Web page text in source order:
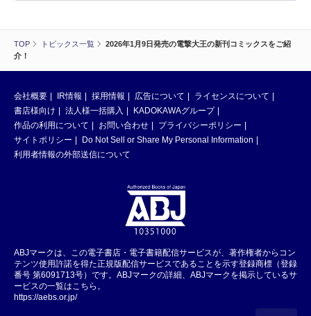
TOP トピックス一覧
2026年1月9日発売の電撃大王の新刊コミックスをご紹
介！
会社概要 IR情報 採用情報 広告について
ライセンスについて
書店様向け
法人様一括購入
KADOKAWAグループ
作品の利用について
お問い合わせ
プライバシーポリシー
サイトポリシー
Do Not Sell or Share My Personal Information
利用者情報の外部送信について
ABJマークは、この電子書店・電子書籍配信サービスが、著作権者からコン
テンツ使用許諾を得た正規版配信サービスであることを示す登録商標（登録
番号 第6091713号）です。ABJマークの詳細、ABJマークを掲示しているサ
ービスの一覧はこちら。
https://aebs.or.jp/